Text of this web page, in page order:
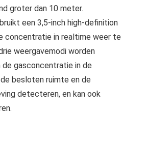
groter dan 10 meter.
een 3,5-inch high-definition
concentratie in realtime weer te
weergavemodi worden
de gasconcentratie in de
besloten ruimte en de
detecteren, en kan ook